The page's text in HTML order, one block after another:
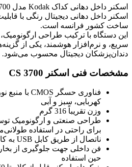
اسکنر داخل دهانی دیجیتال رنگی با
ساخت کشور فرانسه است.
این دستگاه با ترکیب طراحی
سریع، و نرم‌افزار هوشمند، یکی از
دندان‌پزشکان دیجیتال محسوب می‌شود.
مشخصات فنی اسکنر CS 3700
کهربایی، سبز و آبی
وزن تقریباً 316 گرم
برای راحتی در استفاده
ناتصال از طریق کابل USB به کامپیوتر (مدل غیر بی‌سیم)
فن داخلی جهت جلوگیری از
حین استفاده